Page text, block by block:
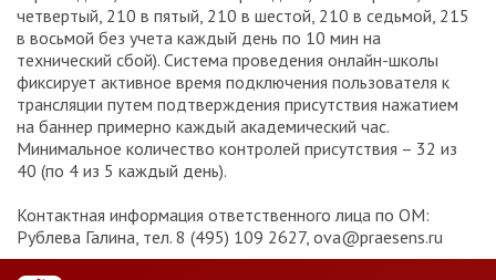
четвертый, 210 в пятый, 210 в шестой, 210 в седьмой, 215
в восьмой без учета каждый день по 10 мин на
технический сбой). Система проведения онлайн-школы
фиксирует активное время подключения пользователя к
трансляции путем подтверждения присутствия нажатием
на баннер примерно каждый академический час.
Минимальное количество контролей присутствия – 32 из
40 (по 4 из 5 каждый день).
Контактная информация ответственного лица по ОМ:
Рублева Галина, тел. 8 (495) 109 2627, ova@praesens.ru